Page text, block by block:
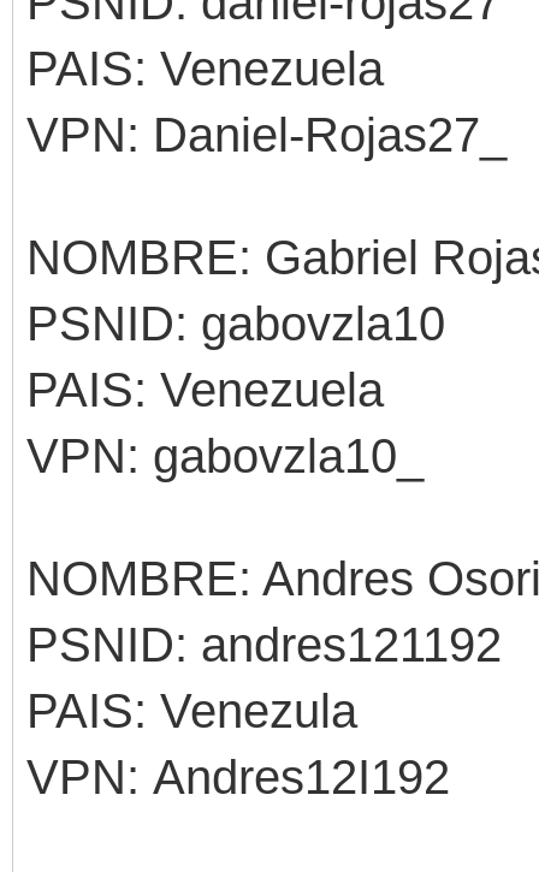
PAIS: Venezuela
VPN: Daniel-Rojas27_
NOMBRE: Gabriel
PSNID: gabovzla10
PAIS: Venezuela
VPN: gabovzla10_
NOMBRE: Andres
PSNID: andres121192
PAIS: Venezula
VPN: Andres12I192